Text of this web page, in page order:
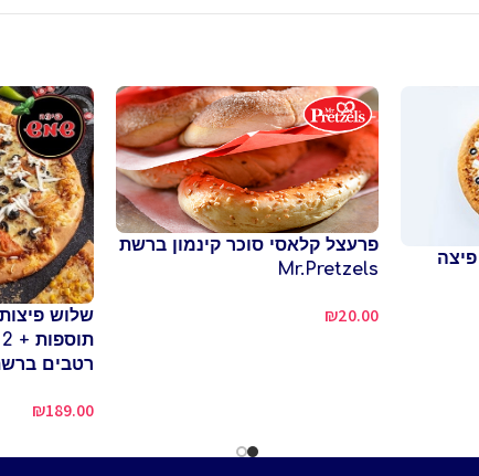
פרעצל קלאסי סוכר קינמון ברשת
Mr.Pretzels
₪20.00
שלוש
רטבים
₪189.00